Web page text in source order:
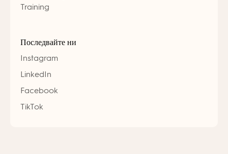
Training
Последвайте ни
Instagram
LinkedIn
Facebook
TikTok